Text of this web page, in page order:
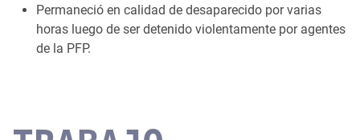
Permaneció en calidad de desaparecido por varias
horas luego de ser detenido violentamente por agentes
de la PFP.